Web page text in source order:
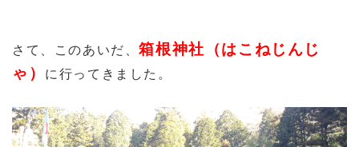
さて、このあいだ、箱根神社（はこねじんじ
ゃ） に行ってきました。